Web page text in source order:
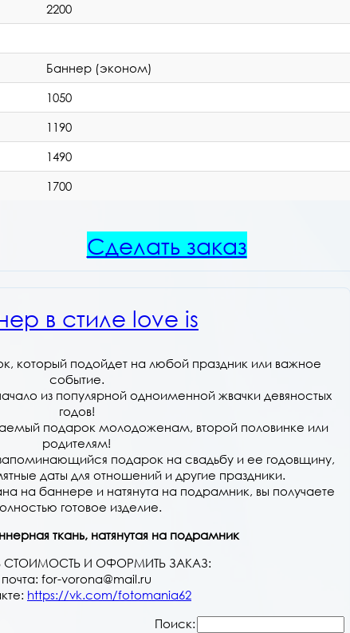
2200
Баннер (эконом)
1050
1190
1490
1700
Сделать заказ
в стиле love is
который подойдет на любой праздник или важное
событие.
из популярной одноименной жвачки девяностых
годов!
подарок молодоженам, второй половинке или
родителям!
подарок на свадьбу и ее годовщину,
даты для отношений и другие праздники.
на баннере и натянута на подрамник, вы получаете
готовое изделие.
ткань, натянутая на подрамник
СТОИМОСТЬ И ОФОРМИТЬ ЗАКАЗ:
почта: for-vorona@mail.ru
https://vk.com/fotomania62
Поиск: